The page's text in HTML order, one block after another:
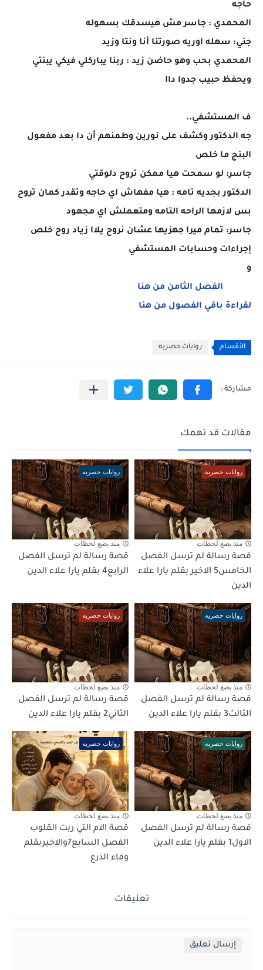
حاجه
المحمدي : جاسر مش هيسدقك بسهوله
جني: سهله اوريه صورتنا أنا ونتا وزيد
المحمدي بحب وهو حاضن زيد : ربنا يباركلي فيكي يبنتي
ويحفظ حبيب جدوا داا
ف المستشفي..
جه الدكتور وكشف على نورين وطمنهم أن دا بعد مفعول
البنج ما خلص
جاسر: لو سمحت هيا ممكن تروح دلوقتي
الدكتور بجديه تامه : هيا مفهاش اي حاجه وتقدر كمان تروح
بس لازمها الراحه التامه ومتعملش اي مجهود
جاسر: تمام ميرا جهزيها عشان نروح يلاا زياد روح خلص
إجراءات وحسابات المستشفي
و
الفصل الثامن من هنا
لقراءة باقي الفصول من هنا
الأقسام روايات حصريه
مقالات قد تهمك
روايات حصريه
منذ بضع لحظات
قصة رسالة لم ترسل الفصل
الخامس5 الاخير بقلم يارا علاء
الدين
روايات حصريه
منذ بضع لحظات
قصة رسالة لم ترسل الفصل
الرابع4 بقلم يارا علاء الدين
روايات حصريه
منذ بضع لحظات
قصة رسالة لم ترسل الفصل
الثالث3 بقلم يارا علاء الدين
روايات حصريه
منذ بضع لحظات
قصة رسالة لم ترسل الفصل
الثاني2 بقلم يارا علاء الدين
روايات حصريه
منذ بضع لحظات
قصة رسالة لم ترسل الفصل
الاول1 بقلم يارا علاء الدين
روايات حصريه
منذ بضع لحظات
قصة الام التي ربت القلوب
الفصل السابع7والاخيربقلم
وفاء الدرع
تعليقات
إرسال تعليق